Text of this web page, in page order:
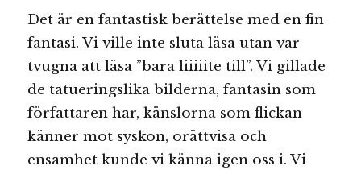
Det är en fantastisk berättelse med en fin
fantasi. Vi ville inte sluta läsa utan var
tvugna att läsa ”bara liiiiite till”. Vi gillade
de tatueringslika bilderna, fantasin som
författaren har, känslorna som flickan
känner mot syskon, orättvisa och
ensamhet kunde vi känna igen oss i. Vi